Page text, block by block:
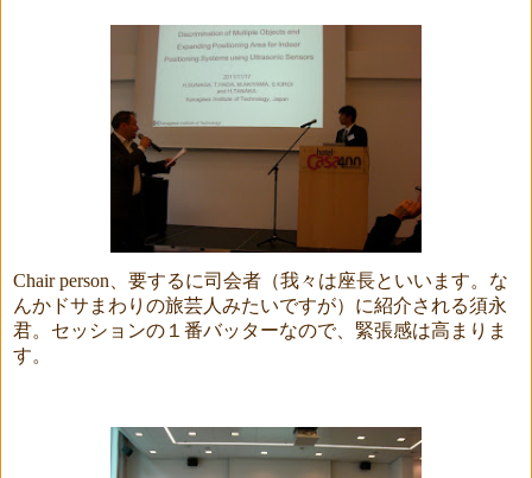
Chair person 、要するに司会者（我々は座長といいます。な
んかドサまわりの旅芸人みたいですが）に紹介される須永
君。セッションの１番バッターなので、緊張感は高まりま
す。